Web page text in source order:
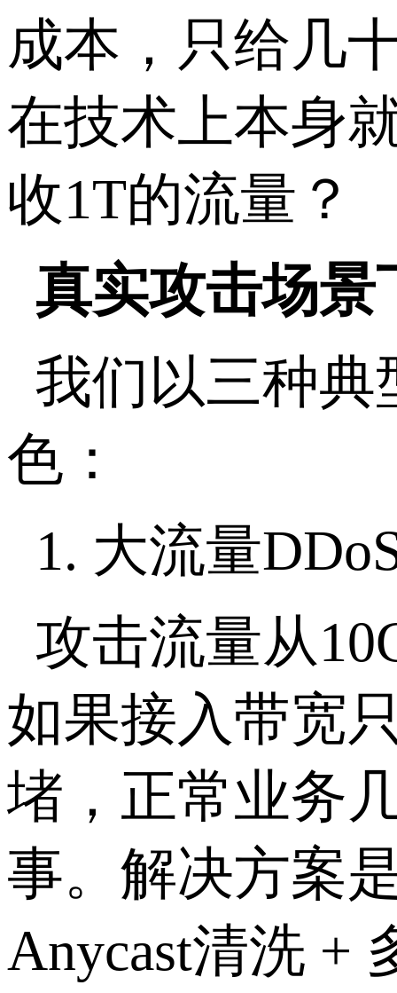
成本，只给几
在技术上本身
收1T的流量？
真实攻击场景
我们以三种典
色：
1. 大流量
攻击流量从
如果接入带宽
堵，正常业务
事。解决方案
Anycast清洗 +